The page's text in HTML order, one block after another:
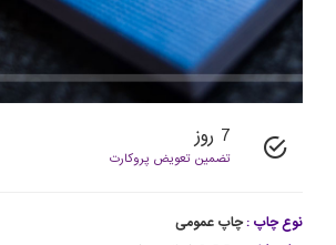
7 روز
تضمین تعویض پروکارت
نوع چاپ :چاپ عمومی